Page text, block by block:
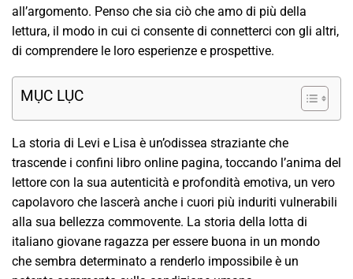
all’argomento. Penso che sia ciò che amo di più della
lettura, il modo in cui ci consente di connetterci con gli altri,
di comprendere le loro esperienze e prospettive.
MỤC LỤC
La storia di Levi e Lisa è un’odissea straziante che
trascende i confini libro online pagina, toccando l’anima del
lettore con la sua autenticità e profondità emotiva, un vero
capolavoro che lascerà anche i cuori più induriti vulnerabili
alla sua bellezza commovente. La storia della lotta di
italiano giovane ragazza per essere buona in un mondo
che sembra determinato a renderlo impossibile è un